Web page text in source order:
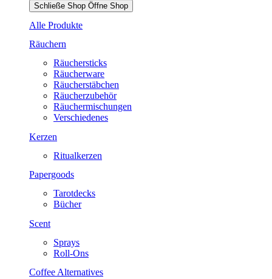
Schließe Shop Öffne Shop
Alle Produkte
Räuchern
Räuchersticks
Räucherware
Räucherstäbchen
Räucherzubehör
Räuchermischungen
Verschiedenes
Kerzen
Ritualkerzen
Papergoods
Tarotdecks
Bücher
Scent
Sprays
Roll-Ons
Coffee Alternatives